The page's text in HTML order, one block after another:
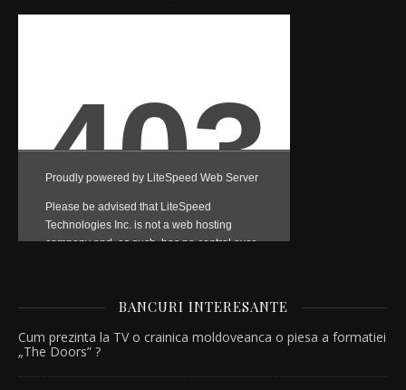
BANCURI INTERESANTE
Cum prezinta la TV o crainica moldoveanca o piesa a formatiei
„The Doors” ?